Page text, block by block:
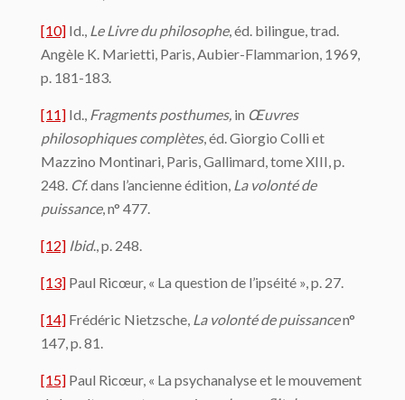
[10] Id., Le Livre du philosophe, éd. bilingue, trad.
Angèle K. Marietti, Paris, Aubier-Flammarion, 1969,
p. 181-183.
[11] Id., Fragments posthumes, in Œuvres
philosophiques complètes, éd. Giorgio Colli et
Mazzino Montinari, Paris, Gallimard, tome XIII, p.
248. Cf. dans l’ancienne édition, La volonté de
puissance, n° 477.
[12] Ibid., p. 248.
[13] Paul Ricœur, « La question de l’ipséité », p. 27.
[14] Frédéric Nietzsche, La volonté de puissancen°
147, p. 81.
[15] Paul Ricœur, « La psychanalyse et le mouvement